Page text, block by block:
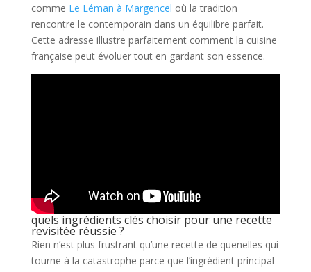
comme Le Léman à Margencel où la tradition
rencontre le contemporain dans un équilibre parfait.
Cette adresse illustre parfaitement comment la cuisine
française peut évoluer tout en gardant son essence.
quels ingrédients clés choisir pour une recette
revisitée réussie ?
Rien n’est plus frustrant qu’une recette de quenelles qui
tourne à la catastrophe parce que l’ingrédient principal